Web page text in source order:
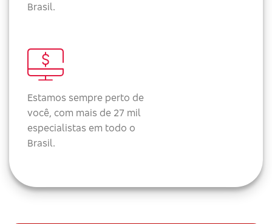
Brasil.
Estamos sempre perto de
você, com mais de 27 mil
especialistas em todo o
Brasil.